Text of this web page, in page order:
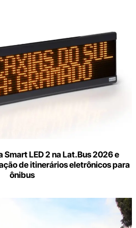
LED 2 na Lat.Bus 2026 e
de itinerários eletrônicos para
ônibus